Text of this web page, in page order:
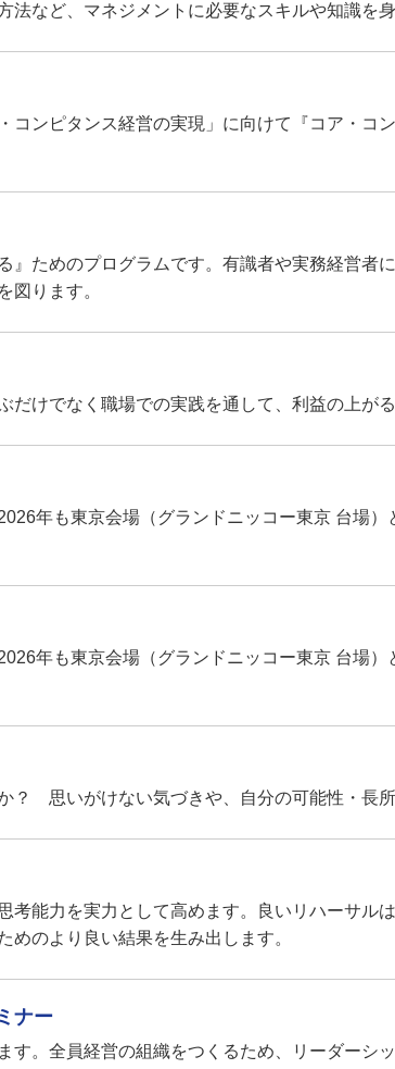
など、マネジメントに必要なスキルや知識を
ンピタンス経営の実現」に向けて『コア・コ
ためのプログラムです。有識者や実務経営者
図ります。
けでなく職場での実践を通して、利益の上が
年も東京会場（グランドニッコー東京 台場
年も東京会場（グランドニッコー東京 台場
？ 思いがけない気づきや、自分の可能性・長所
能力を実力として高めます。良いリハーサル
のより良い結果を生み出します。
ナー
。全員経営の組織をつくるため、リーダーシ